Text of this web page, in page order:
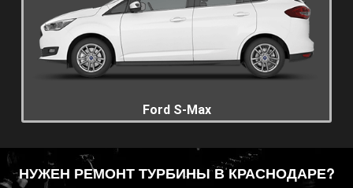
Ford S-Max
НУЖЕН РЕМОНТ ТУРБИНЫ В КРАСНОДАРЕ?